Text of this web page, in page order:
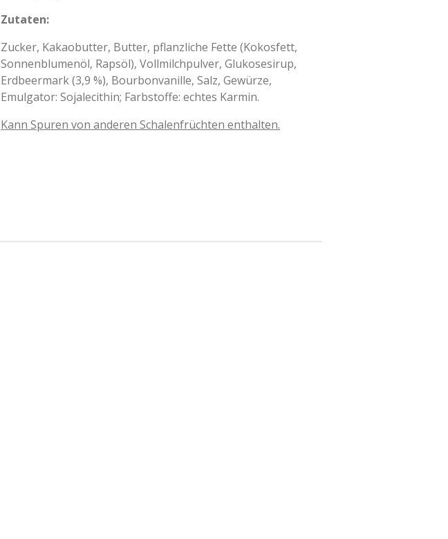
Zutaten:
Zucker, Kakaobutter, Butter, pflanzliche Fette (Kokosfett,
Sonnenblumenöl, Rapsöl), Vollmilchpulver, Glukosesirup,
Erdbeermark (3,9 %), Bourbonvanille, Salz, Gewürze,
Emulgator: Sojalecithin; Farbstoffe: echtes Karmin.
Kann Spuren von anderen Schalenfrüchten enthalten.